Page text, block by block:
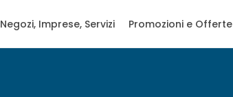
Negozi, Imprese, Servizi Promozioni e Offerte